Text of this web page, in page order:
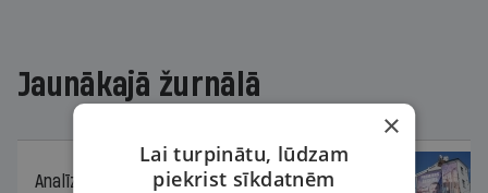
Jaunākajā žurnālā
Analīze
06.08.2026.
×
Lai turpinātu, lūdzam
piekrist sīkdatnēm